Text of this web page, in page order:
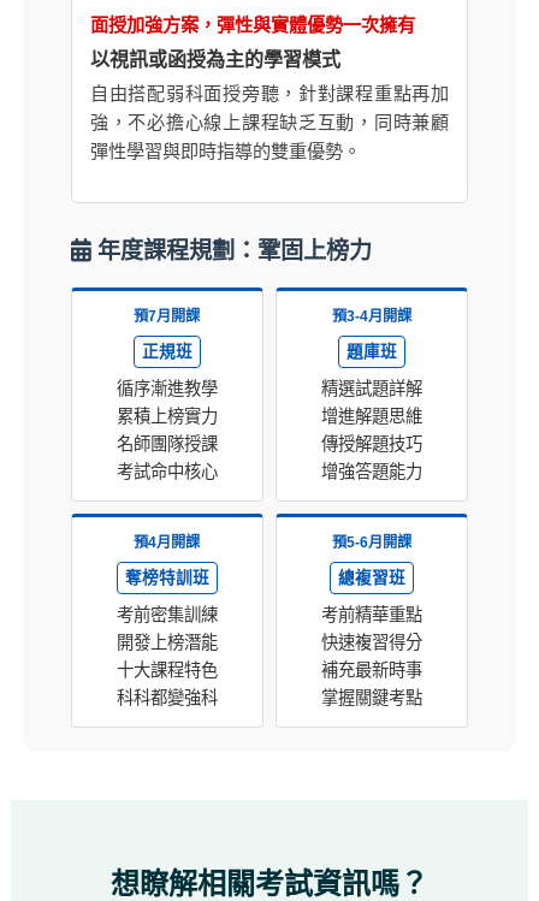
面授加強方案，彈性與實體優勢一次擁有
以視訊或函授為主的學習模式
自由搭配弱科面授旁聽，針對課程重點再加
強，不必擔心線上課程缺乏互動，同時兼顧
彈性學習與即時指導的雙重優勢。
年度課程規劃：鞏固上榜力
預7月開課
正規班
循序漸進教學
累積上榜實力
名師團隊授課
考試命中核心
預3-4月開課
題庫班
精選試題詳解
增進解題思維
傳授解題技巧
增強答題能力
預4月開課
奪榜特訓班
考前密集訓練
開發上榜潛能
十大課程特色
科科都變強科
預5-6月開課
總複習班
考前精華重點
快速複習得分
補充最新時事
掌握關鍵考點
想瞭解相關考試資訊嗎？